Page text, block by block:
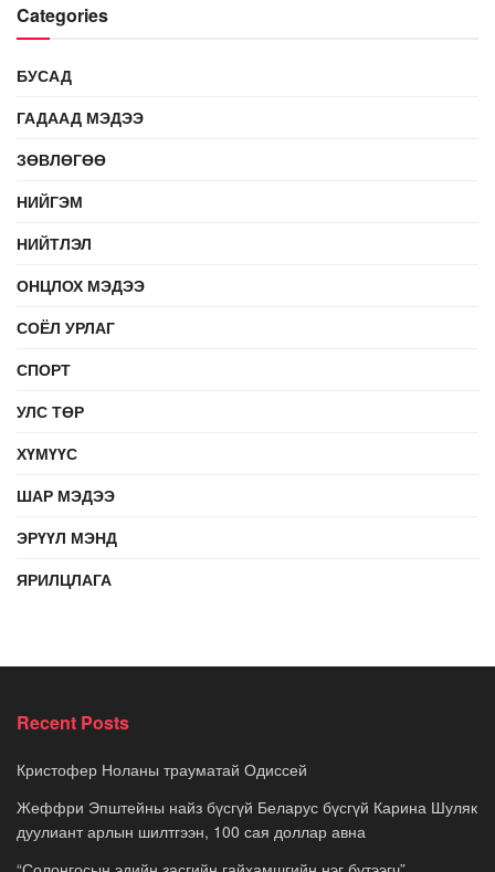
Categories
БУСАД
ГАДААД МЭДЭЭ
ЗӨВЛӨГӨӨ
НИЙГЭМ
НИЙТЛЭЛ
ОНЦЛОХ МЭДЭЭ
СОЁЛ УРЛАГ
СПОРТ
УЛС ТӨР
ХҮМҮҮС
ШАР МЭДЭЭ
ЭРҮҮЛ МЭНД
ЯРИЛЦЛАГА
Recent Posts
Кристофер Ноланы трауматай Одиссей
Жеффри Эпштейны найз бүсгүй Беларус бүсгүй Карина Шуляк
дуулиант арлын шилтгээн, 100 сая доллар авна